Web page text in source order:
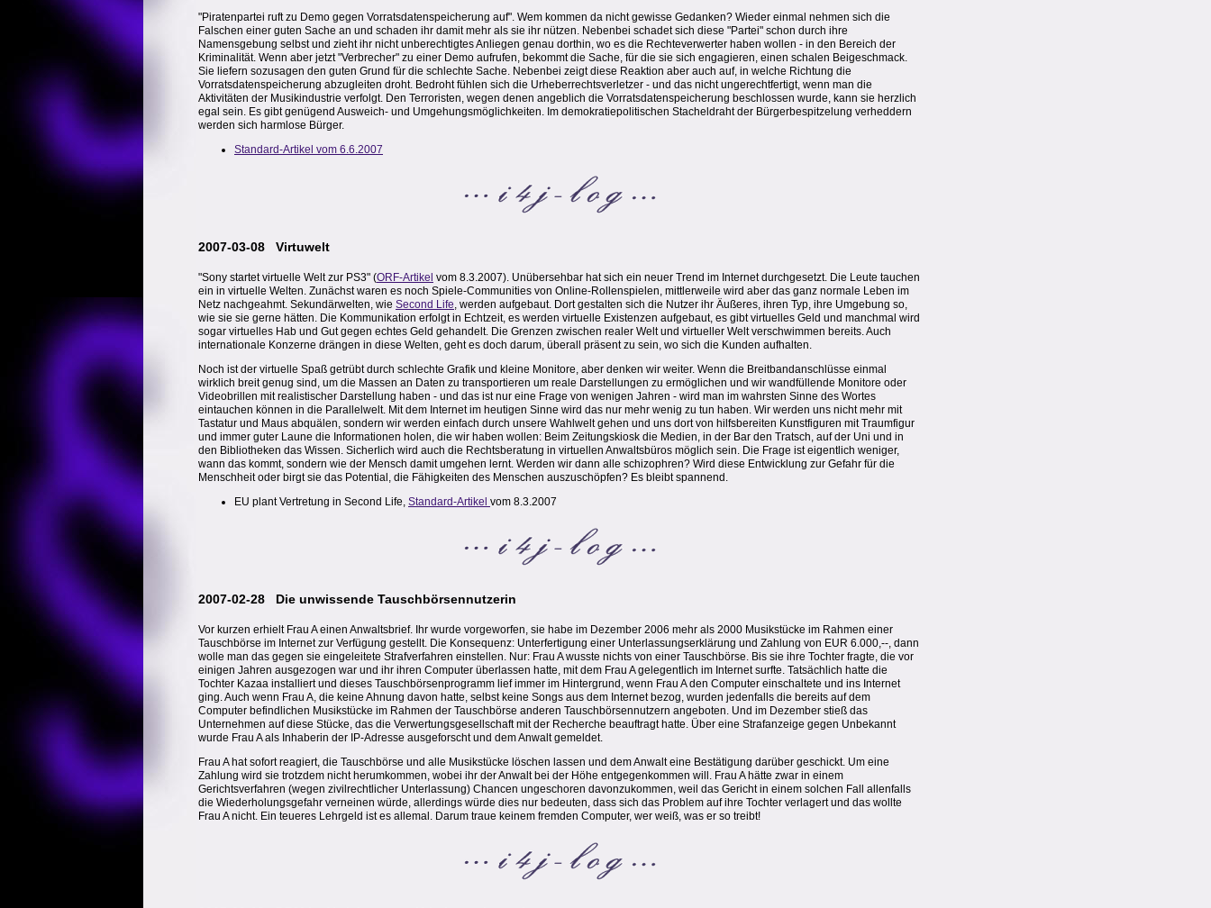
"Piratenpartei ruft zu Demo gegen Vorratsdatenspeicherung auf". Wem kommen da nicht gewisse Gedanken? Wieder einmal nehmen sich die
Falschen einer guten Sache an und schaden ihr damit mehr als sie ihr nützen. Nebenbei schadet sich diese "Partei" schon durch ihre
Namensgebung selbst und zieht ihr nicht unberechtigtes Anliegen genau dorthin, wo es die Rechteverwerter haben wollen - in den Bereich der
Kriminalität. Wenn aber jetzt "Verbrecher" zu einer Demo aufrufen, bekommt die Sache, für die sie sich engagieren, einen schalen Beigeschmack.
Sie liefern sozusagen den guten Grund für die schlechte Sache. Nebenbei zeigt diese Reaktion aber auch auf, in welche Richtung die
Vorratsdatenspeicherung abzugleiten droht. Bedroht fühlen sich die Urheberrechtsverletzer - und das nicht ungerechtfertigt, wenn man die
Aktivitäten der Musikindustrie verfolgt. Den Terroristen, wegen denen angeblich die Vorratsdatenspeicherung beschlossen wurde, kann sie herzlich
egal sein. Es gibt genügend Ausweich- und Umgehungsmöglichkeiten. Im demokratiepolitischen Stacheldraht der Bürgerbespitzelung verheddern
werden sich harmlose Bürger.
Standard-Artikel vom 6.6.2007
2007-03-08 Virtuwelt
"Sony startet virtuelle Welt zur PS3" (ORF-Artikel vom 8.3.2007). Unübersehbar hat sich ein neuer Trend im Internet durchgesetzt. Die Leute tauchen
ein in virtuelle Welten. Zunächst waren es noch Spiele-Communities von Online-Rollenspielen, mittlerweile wird aber das ganz normale Leben im
Netz nachgeahmt. Sekundärwelten, wie Second Life, werden aufgebaut. Dort gestalten sich die Nutzer ihr Äußeres, ihren Typ, ihre Umgebung so,
wie sie sie gerne hätten. Die Kommunikation erfolgt in Echtzeit, es werden virtuelle Existenzen aufgebaut, es gibt virtuelles Geld und manchmal wird
sogar virtuelles Hab und Gut gegen echtes Geld gehandelt. Die Grenzen zwischen realer Welt und virtueller Welt verschwimmen bereits. Auch
internationale Konzerne drängen in diese Welten, geht es doch darum, überall präsent zu sein, wo sich die Kunden aufhalten.
Noch ist der virtuelle Spaß getrübt durch schlechte Grafik und kleine Monitore, aber denken wir weiter. Wenn die Breitbandanschlüsse einmal
wirklich breit genug sind, um die Massen an Daten zu transportieren um reale Darstellungen zu ermöglichen und wir wandfüllende Monitore oder
Videobrillen mit realistischer Darstellung haben - und das ist nur eine Frage von wenigen Jahren - wird man im wahrsten Sinne des Wortes
eintauchen können in die Parallelwelt. Mit dem Internet im heutigen Sinne wird das nur mehr wenig zu tun haben. Wir werden uns nicht mehr mit
Tastatur und Maus abquälen, sondern wir werden einfach durch unsere Wahlwelt gehen und uns dort von hilfsbereiten Kunstfiguren mit Traumfigur
und immer guter Laune die Informationen holen, die wir haben wollen: Beim Zeitungskiosk die Medien, in der Bar den Tratsch, auf der Uni und in
den Bibliotheken das Wissen. Sicherlich wird auch die Rechtsberatung in virtuellen Anwaltsbüros möglich sein. Die Frage ist eigentlich weniger,
wann das kommt, sondern wie der Mensch damit umgehen lernt. Werden wir dann alle schizophren? Wird diese Entwicklung zur Gefahr für die
Menschheit oder birgt sie das Potential, die Fähigkeiten des Menschen auszuschöpfen? Es bleibt spannend.
EU plant Vertretung in Second Life, Standard-Artikel vom 8.3.2007
2007-02-28 Die unwissende Tauschbörsennutzerin
Vor kurzen erhielt Frau A einen Anwaltsbrief. Ihr wurde vorgeworfen, sie habe im Dezember 2006 mehr als 2000 Musikstücke im Rahmen einer
Tauschbörse im Internet zur Verfügung gestellt. Die Konsequenz: Unterfertigung einer Unterlassungserklärung und Zahlung von EUR 6.000,--, dann
wolle man das gegen sie eingeleitete Strafverfahren einstellen. Nur: Frau A wusste nichts von einer Tauschbörse. Bis sie ihre Tochter fragte, die vor
einigen Jahren ausgezogen war und ihr ihren Computer überlassen hatte, mit dem Frau A gelegentlich im Internet surfte. Tatsächlich hatte die
Tochter Kazaa installiert und dieses Tauschbörsenprogramm lief immer im Hintergrund, wenn Frau A den Computer einschaltete und ins Internet
ging. Auch wenn Frau A, die keine Ahnung davon hatte, selbst keine Songs aus dem Internet bezog, wurden jedenfalls die bereits auf dem
Computer befindlichen Musikstücke im Rahmen der Tauschbörse anderen Tauschbörsennutzern angeboten. Und im Dezember stieß das
Unternehmen auf diese Stücke, das die Verwertungsgesellschaft mit der Recherche beauftragt hatte. Über eine Strafanzeige gegen Unbekannt
wurde Frau A als Inhaberin der IP-Adresse ausgeforscht und dem Anwalt gemeldet.
Frau A hat sofort reagiert, die Tauschbörse und alle Musikstücke löschen lassen und dem Anwalt eine Bestätigung darüber geschickt. Um eine
Zahlung wird sie trotzdem nicht herumkommen, wobei ihr der Anwalt bei der Höhe entgegenkommen will. Frau A hätte zwar in einem
Gerichtsverfahren (wegen zivilrechtlicher Unterlassung) Chancen ungeschoren davonzukommen, weil das Gericht in einem solchen Fall allenfalls
die Wiederholungsgefahr verneinen würde, allerdings würde dies nur bedeuten, dass sich das Problem auf ihre Tochter verlagert und das wollte
Frau A nicht. Ein teueres Lehrgeld ist es allemal. Darum traue keinem fremden Computer, wer weiß, was er so treibt!